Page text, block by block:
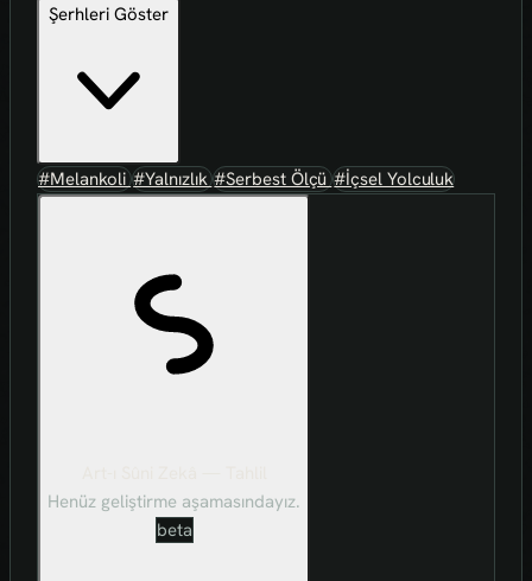
Şerhleri Göster
#Melankoli#Yalnızlık#Serbest Ölçü#İçsel Yolculuk
Henüz geliştirme aşamasındayız.
beta